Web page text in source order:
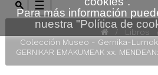
Navegación
de
palanca
☰
Libros
Colección Museo - Gernika-
GERNIKAR EMAKUMEAK xx.
Para más información
nuestra "Política de